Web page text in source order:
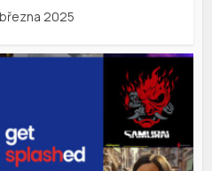
března 2025